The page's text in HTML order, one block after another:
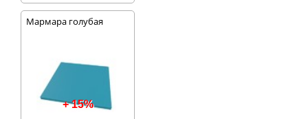
Мармара голубая
+ 15%